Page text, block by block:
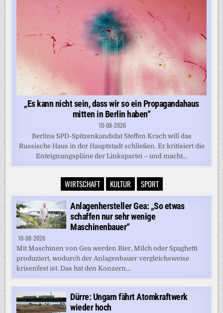
„Es kann nicht sein, dass wir so ein Propagandahaus
mitten in Berlin haben“
10-08-2026
Berlins SPD-Spitzenkandidat Steffen Krach will das
Russische Haus in der Hauptstadt schließen. Er kritisiert die
Enteignungspläne der Linkspartei – und macht...
WIRTSCHAFT KULTUR SPORT
Anlagenhersteller Gea: „So etwas
schaffen nur sehr wenige
Maschinenbauer“
10-08-2026
Mit Maschinen von Gea werden Bier, Milch oder Spaghetti
produziert, wodurch der Anlagenbauer vergleichsweise
krisenfest ist. Das hat den Konzern...
Dürre: Ungarn fährt Atomkraftwerk
wieder hoch